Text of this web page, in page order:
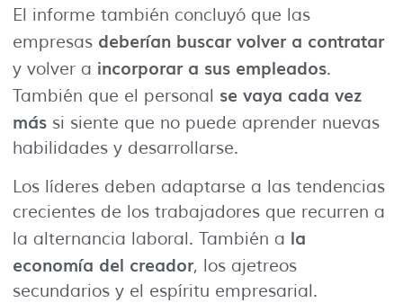
El informe también concluyó que las
empresas deberían buscar volver a contratar
y volver a incorporar a sus empleados.
También que el personal se vaya cada vez
más si siente que no puede aprender nuevas
habilidades y desarrollarse.
Los líderes deben adaptarse a las tendencias
crecientes de los trabajadores que recurren a
la alternancia laboral. También a la
economía del creador, los ajetreos
secundarios y el espíritu empresarial.